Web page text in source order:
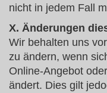
nicht in jedem Fall
X. Änderungen
Wir behalten uns
zu ändern, wenn
Online-Angebot
ändert. Dies gilt